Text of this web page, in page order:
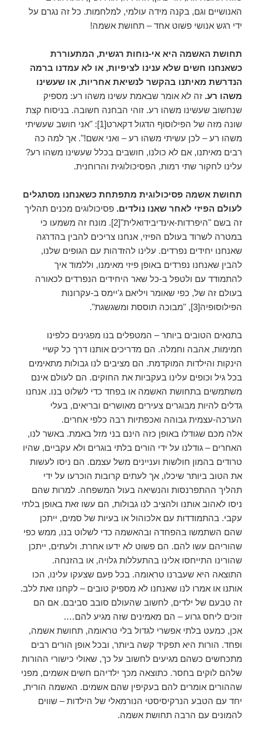
האנושיים וגם, בקנה מידה עולמי, למלחמות. כל זה נגרם על
ידי רגש אנושי פשוט אחד – תחושת אשמה!
תחושת האשמה היא אי-נוחות רגשית, המתעוררת
כשאנחנו חשים שלא ענינו לציפיות, או לא עמדנו ברמה
הנדרשת מאיתנו בהקשר לנשיאת אחריות, או שעשינו
משהו רע. זה לא אומר שבאמת עשינו משהו רע: מספיק
שנחשוב שעשינו משהו רע. זוהי הבחנה חשובה. בניסוח קצת
שונה מזה של הפילוסוף הדגול דקארט[1]: "אני חושב שעשיתי
משהו רע – לכן עשיתי משהו רע – ואני אשם!". אך למה כה
רבים מאיתנו, אם לא כולנו, חושבים בכלל שעשינו משהו רע?
עלינו לחקור שתי רמות, הפסיכולוגית והרוחנית.
תחושת אשמה פסיכולוגית מתפתחת כשאנחנו מסתגלים
לעולם הפיזי לאחר שאנו נולדים. פסיכולוגים מכנים תהליך
זה בשם "היפרדות-אינדיבידואלית"[2]. מונח זה משמעו כי
במטרה לשרוד בעולם הפיזי, אנחנו צריכים להבין בהדרגה
שאנחנו יחידים נפרדים. עלינו להזדהות עם הגופים שלנו,
להבין שאנחנו נפרדים באופן פיזי מאימנו, וללמוד איך
להתמודד עם ולטפל ב-כל שאר היחידים הנפרדים לכאורה
בעולם זה של, כפי שאומר ויליאם ג'יימס ב-עקרונות
הפילוסופיה[3], "מבוכה תוססת ומשגשגת".
בתנאים הטובים ביותר – המטפלים בנו מפגינים כלפינו
חמימות, אהבה וחמלה. הם מדריכים אותנו דרך כל קשיי
הינקות והילדות המוקדמת. הם מציבים לנו גבולות מתאימים
בכל גיל וכופים עלינו בעקביות את החוקים. הם לעולם אינם
משתמשים בתחושת האשמה או בפחד כדי לשלוט בנו. אנחנו
גדלים להיות מבוגרים צעירים מאושרים ובריאים, בעלי
הערכה-עצמית גבוהה ואכפתיות רבה כלפי אחרים.
אלה מכם שגודלו באופן כזה הינם בני מזל באמת. באשר לנו,
האחרים – גודלנו על ידי הורים בלתי בוגרים ולא עקביים, שהיו
טרודים בהמון חולשות ועניינים משל עצמם. הם ניסו לעשות
את הטוב ביותר שיכלו, אך לעתים קרובות הוכרעו על ידי
תהליך ההתפרנסות והנשיאה בעול המשפחה. למרות שהם
ניסו לאהוב אותנו ולהציב לנו גבולות, הם עשו זאת באופן בלתי
עקבי. בהתמודדות עם אלכוהול או בעיות של סמים, ייתכן
שהם השתמשו בהפחדה ובהאשמה כדי לשלוט בנו, ממש כפי
שהוריהם עשו להם. הם פשוט לא ידעו אחרת. ולעתים, ייתכן
שהורינו התייחסו אלינו בהתעללות גלויה, או בהזנחה.
התוצאה היא שעברנו טראומה. בכל פעם שצעקו עלינו, הכו
אותנו או אמרו לנו שאנחנו לא מספיק טובים – לקחנו זאת ללב.
זה טבעם של ילדים, לחשוב שהעולם סובב סביבם. אם הם
זוכים ליחס גרוע – הם מאמינים שזה מגיע להם….
אכן, כמעט בלתי אפשרי לגדול בלי טראומה, תחושת אשמה,
ופחד. הורות היא תפקיד קשה ביותר, ובכל אופן הורים רבים
מתכחשים כשהם מגיעים לחשוב על כך, שאולי כישורי ההורות
שלהם לוקים בחסר. כתוצאה מכך ילדיהם חשים אשמים, מפני
שההורים אומרים להם בעקיפין שהם אשמים. האשמה הורית,
יחד עם הטבע הנרקיסיסטי הנורמאלי של הילדות – שווים
להמונים עם הרבה תחושת אשמה.